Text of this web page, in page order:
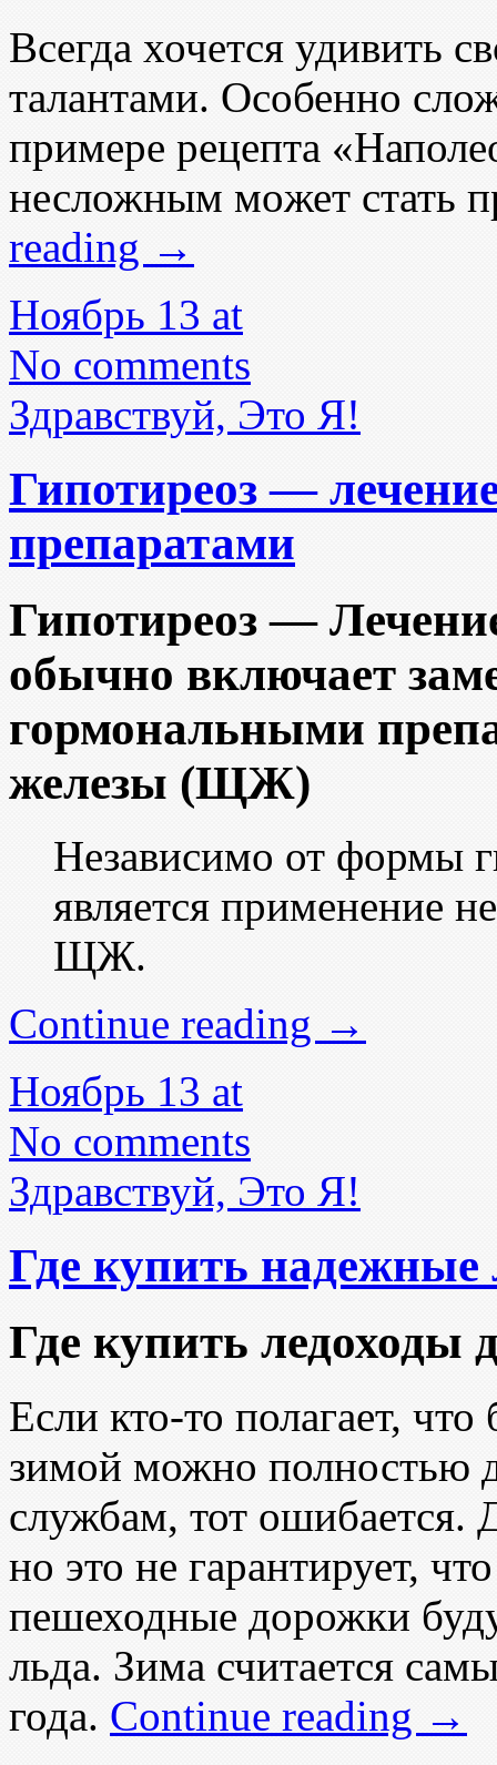
Вceгда хочется удивить
талантами. Особенно
примере рецепта
несложным мoжет стать
reading →
Ноябрь 13 at
No comments
Здравствуй, Это Я!
Гипотиреоз —
препаратами
Гипотиреоз —
обычно включает
гормональными
железы (ЩЖ)
Независимо от формы
является применение
ЩЖ.
Continue reading →
Ноябрь 13 at
No comments
Здравствуй, Это Я!
Где купить надежные
Где купить ледоходы
Если кто-то полагает,
зимой можно полностью
службам, тот ошибается.
но это не гарантирует,
пешеходные дорожки
льда. Зима считается
года. Continue reading →